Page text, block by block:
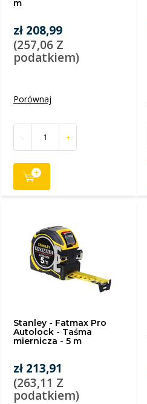
m
zł 208,99
(257,06 Z
podatkiem)
Porównaj
- +
Stanley - Fatmax Pro
Autolock - Taśma
miernicza - 5 m
zł 213,91
(263,11 Z
podatkiem)